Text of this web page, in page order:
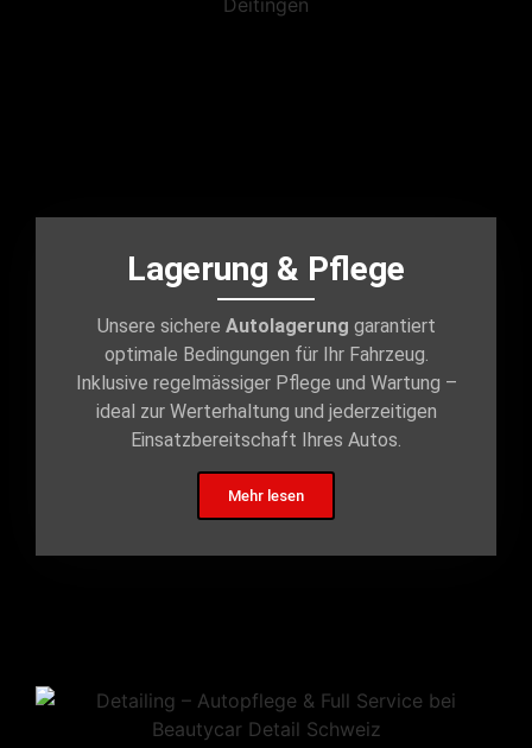
Lagerung & Pflege
Unsere sichere Autolagerung garantiert
optimale Bedingungen für Ihr Fahrzeug.
Inklusive regelmässiger Pflege und Wartung –
ideal zur Werterhaltung und jederzeitigen
Einsatzbereitschaft Ihres Autos.
Mehr lesen